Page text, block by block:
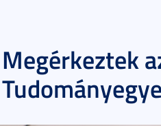
Megérkeztek